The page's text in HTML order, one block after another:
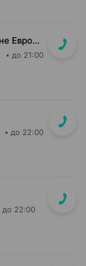
ул. Есенина, д. 76-1 (ТЦ Maximus, в м-не Евроопт Super)
до 21:00
до 22:00
до 22:00